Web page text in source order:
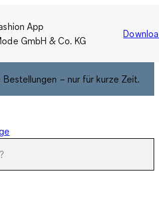
App
GmbH & Co. KG
Bestellungen – nur für kurze Zeit.